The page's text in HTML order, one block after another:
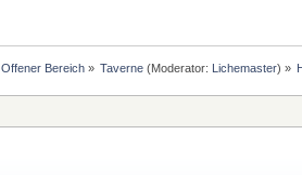
Offener Bereich» Taverne(Moderator: Lichemaster) »